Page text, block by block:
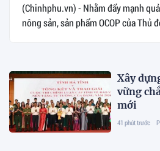
(Chinhphu.vn) - Nhằm đẩy mạnh
nông sản, sản phẩm OCOP của Thủ
Xây
vững
mới
41 phút trước